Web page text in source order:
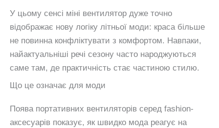
У цьому сенсі міні вентилятор дуже точно
відображає нову логіку літньої моди: краса більше
не повинна конфліктувати з комфортом. Навпаки,
найактуальніші речі сезону часто народжуються
саме там, де практичність стає частиною стилю.
Що це означає для моди
Поява портативних вентиляторів серед fashion-
аксесуарів показує, як швидко мода реагує на